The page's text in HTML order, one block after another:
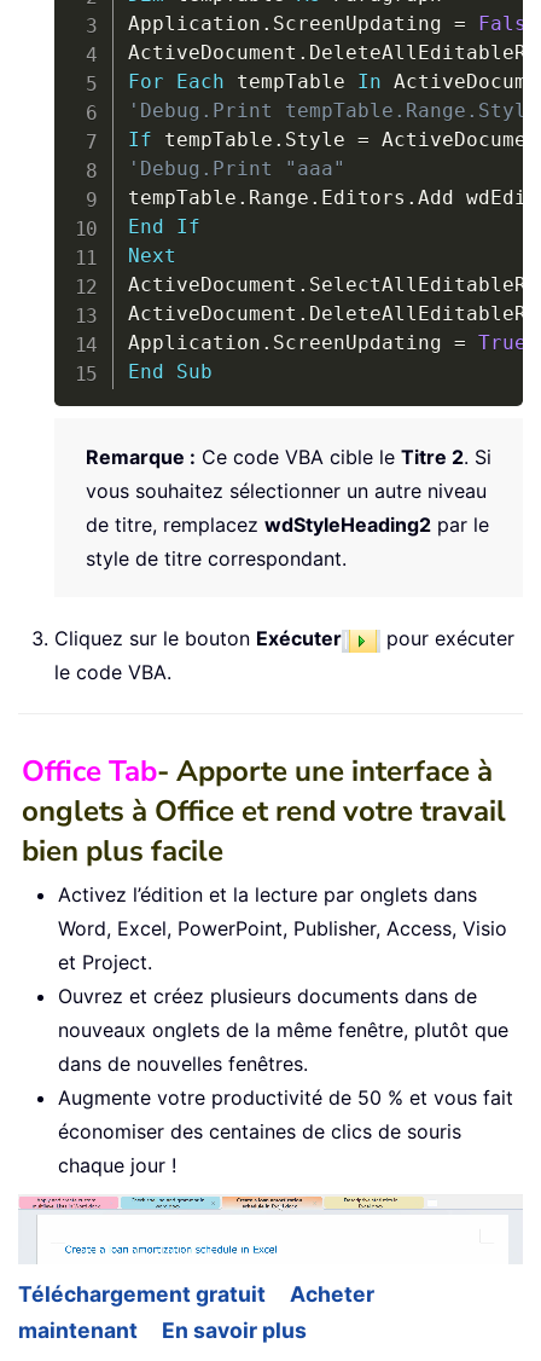
Application . ScreenUpdating =
False
ActiveDocument .
For
Each tempTable In
'Debug.Print
If tempTable . Style =
'Debug.Print "aaa"
tempTable . Range . Editors .
End
If
Next
ActiveDocument .
ActiveDocument .
Application . ScreenUpdating = True
End
Sub
Remarque : Ce code VBA cible le Titre 2. Si
vous souhaitez sélectionner un autre niveau
de titre, remplacez wdStyleHeading2 par le
style de titre correspondant.
Cliquez sur le bouton Exécuter
pour exécuter
le code VBA.
Office Tab- Apporte une interface à
onglets à Office et rend votre travail
bien plus facile
Activez l’édition et la lecture par onglets dans
Word, Excel, PowerPoint, Publisher, Access, Visio
et Project.
Ouvrez et créez plusieurs documents dans de
nouveaux onglets de la même fenêtre, plutôt que
dans de nouvelles fenêtres.
Augmente votre productivité de 50 % et vous fait
économiser des centaines de clics de souris
chaque jour !
Téléchargement gratuit
Acheter
maintenant
En savoir plus